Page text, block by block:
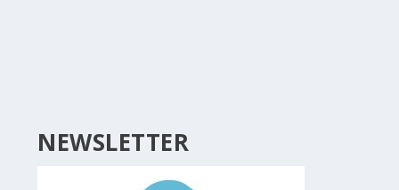
NEWSLETTER